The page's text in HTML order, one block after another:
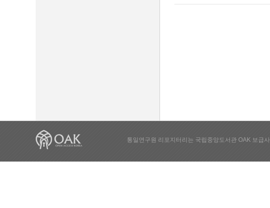
통일연구원 리포지터리는 국립중앙도서관 OAK 보급